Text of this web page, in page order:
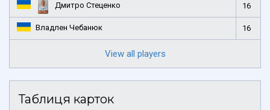
Дмитро Стеценко 16
Владлен Чебанюк 16
View all players
Таблиця карток